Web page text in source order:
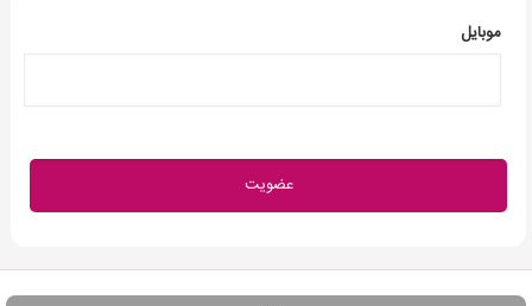
موبایل